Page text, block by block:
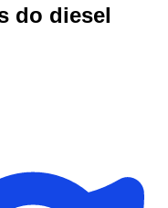
do diesel